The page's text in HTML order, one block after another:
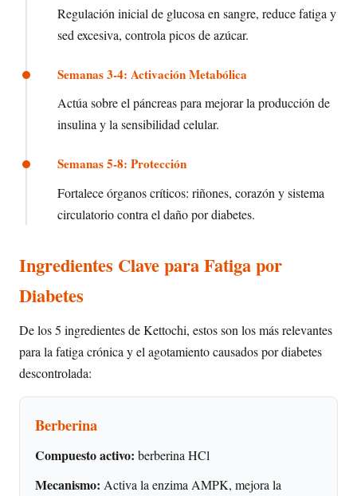
Regulación inicial de glucosa en sangre, reduce fatiga y
sed excesiva, controla picos de azúcar.
Semanas 3-4: Activación Metabólica
Actúa sobre el páncreas para mejorar la producción de
insulina y la sensibilidad celular.
Semanas 5-8: Protección
Fortalece órganos críticos: riñones, corazón y sistema
circulatorio contra el daño por diabetes.
Ingredientes Clave para Fatiga por
Diabetes
De los 5 ingredientes de Kettochi, estos son los más relevantes
para la fatiga crónica y el agotamiento causados por diabetes
descontrolada:
Berberina
Compuesto activo: berberina HCl
Mecanismo: Activa la enzima AMPK, mejora la